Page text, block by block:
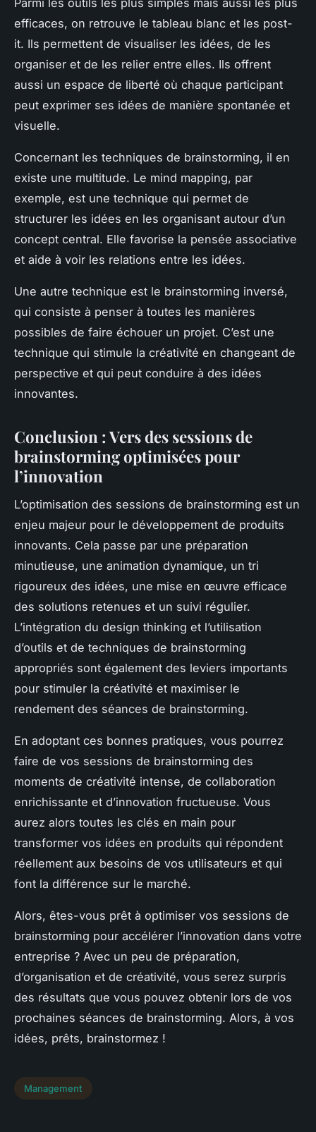
efficaces, on retrouve le tableau blanc et les post-
it. Ils permettent de visualiser les idées, de les
organiser et de les relier entre elles. Ils offrent
aussi un espace de liberté où chaque participant
peut exprimer ses idées de manière spontanée et
visuelle.
Concernant les techniques de brainstorming, il en
existe une multitude. Le mind mapping, par
exemple, est une technique qui permet de
structurer les idées en les organisant autour d’un
concept central. Elle favorise la pensée associative
et aide à voir les relations entre les idées.
Une autre technique est le brainstorming inversé,
qui consiste à penser à toutes les manières
possibles de faire échouer un projet. C’est une
technique qui stimule la créativité en changeant de
perspective et qui peut conduire à des idées
innovantes.
Conclusion : Vers des sessions de
brainstorming optimisées pour
l’innovation
L’optimisation des sessions de brainstorming est un
enjeu majeur pour le développement de produits
innovants. Cela passe par une préparation
minutieuse, une animation dynamique, un tri
rigoureux des idées, une mise en œuvre efficace
des solutions retenues et un suivi régulier.
L’intégration du design thinking et l’utilisation
d’outils et de techniques de brainstorming
appropriés sont également des leviers importants
pour stimuler la créativité et maximiser le
rendement des séances de brainstorming.
En adoptant ces bonnes pratiques, vous pourrez
faire de vos sessions de brainstorming des
moments de créativité intense, de collaboration
enrichissante et d’innovation fructueuse. Vous
aurez alors toutes les clés en main pour
transformer vos idées en produits qui répondent
réellement aux besoins de vos utilisateurs et qui
font la différence sur le marché.
Alors, êtes-vous prêt à optimiser vos sessions de
brainstorming pour accélérer l’innovation dans votre
entreprise ? Avec un peu de préparation,
d’organisation et de créativité, vous serez surpris
des résultats que vous pouvez obtenir lors de vos
prochaines séances de brainstorming. Alors, à vos
idées, prêts, brainstormez !
Management